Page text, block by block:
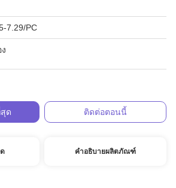
7.29/PC
ด ติดต่อตอนนี้
คำอธิบายผลิตภัณฑ์